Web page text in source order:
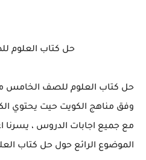
حل كتاب العلوم
حل كتاب العلوم للصف الخامس
مع جميع اجابات الدروس ، يسرنا
الموضوع الرائع حول حل كتاب